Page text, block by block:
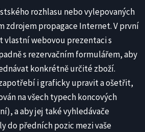
rozhlasu nebo vylepovaných
zdrojem propagace Internet. V první
vlastní webovou prezentaci s
s rezervačním formulářem, aby
konkrétně určité zboží.
i graficky upravit a ošetřit,
na všech typech koncových
a aby jej také vyhledávače
do předních pozic mezi vaše